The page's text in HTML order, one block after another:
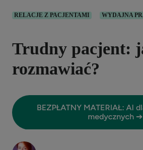
RELACJE Z PACJENTAMI WYDAJNA
Trudny pacjent:
rozmawiać?